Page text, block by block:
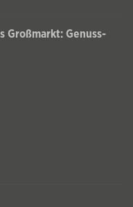
Großmarkt: Genuss-